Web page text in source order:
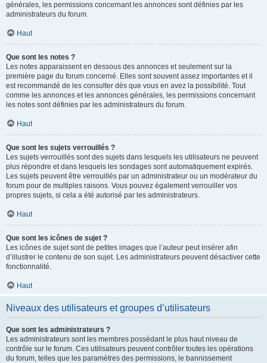
générales, les permissions concernant les annonces sont définies par les
administrateurs du forum.
Haut
Que sont les notes ?
Les notes apparaissent en dessous des annonces et seulement sur la
première page du forum concerné. Elles sont souvent assez importantes et il
est recommandé de les consulter dès que vous en avez la possibilité. Tout
comme les annonces et les annonces générales, les permissions concernant
les notes sont définies par les administrateurs du forum.
Haut
Que sont les sujets verrouillés ?
Les sujets verrouillés sont des sujets dans lesquels les utilisateurs ne peuvent
plus répondre et dans lesquels les sondages sont automatiquement expirés.
Les sujets peuvent être verrouillés par un administrateur ou un modérateur du
forum pour de multiples raisons. Vous pouvez également verrouiller vos
propres sujets, si cela a été autorisé par les administrateurs.
Haut
Que sont les icônes de sujet ?
Les icônes de sujet sont de petites images que l’auteur peut insérer afin
d’illustrer le contenu de son sujet. Les administrateurs peuvent désactiver cette
fonctionnalité.
Haut
Niveaux des utilisateurs et groupes d’utilisateurs
Que sont les administrateurs ?
Les administrateurs sont les membres possédant le plus haut niveau de
contrôle sur le forum. Ces utilisateurs peuvent contrôler toutes les opérations
du forum, telles que les paramètres des permissions, le bannissement